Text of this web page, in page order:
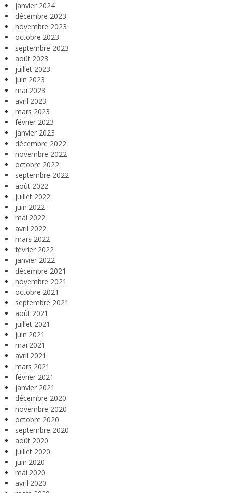
janvier 2024
décembre 2023
novembre 2023
octobre 2023
septembre 2023
août 2023
juillet 2023
juin 2023
mai 2023
avril 2023
mars 2023
février 2023
janvier 2023
décembre 2022
novembre 2022
octobre 2022
septembre 2022
août 2022
juillet 2022
juin 2022
mai 2022
avril 2022
mars 2022
février 2022
janvier 2022
décembre 2021
novembre 2021
octobre 2021
septembre 2021
août 2021
juillet 2021
juin 2021
mai 2021
avril 2021
mars 2021
février 2021
janvier 2021
décembre 2020
novembre 2020
octobre 2020
septembre 2020
août 2020
juillet 2020
juin 2020
mai 2020
avril 2020